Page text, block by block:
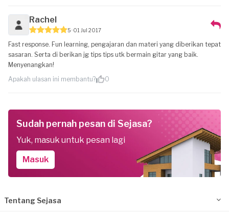
Rachel
5 01 Jul 2017
Fast response. Fun learning, pengajaran dan materi yang diberikan tepat
sasaran. Serta di berikan jg tips tips utk bermain gitar yang baik.
Menyenangkan!
Apakah ulasan ini membantu?
0
Sudah pernah pesan di Sejasa?
Yuk, masuk untuk pesan lagi
Masuk
Tentang Sejasa